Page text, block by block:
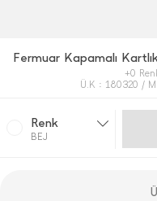
Fermuar Kapamalı
+0
Ü.K : 180320 /
Renk
BEJ